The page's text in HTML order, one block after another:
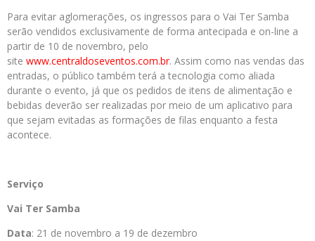
Para evitar aglomerações, os ingressos para o Vai Ter Samba
serão vendidos exclusivamente de forma antecipada e on-line a
partir de 10 de novembro, pelo
site www.centraldoseventos.com.br. Assim como nas vendas das
entradas, o público também terá a tecnologia como aliada
durante o evento, já que os pedidos de itens de alimentação e
bebidas deverão ser realizadas por meio de um aplicativo para
que sejam evitadas as formações de filas enquanto a festa
acontece.
Serviço
Vai Ter Samba
Data: 21 de novembro a 19 de dezembro